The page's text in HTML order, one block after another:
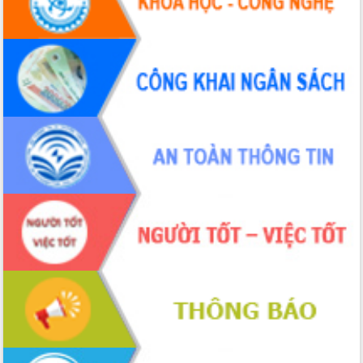
Hội thảo khoa học “Giải pháp thúc đẩy
phát triển nền kinh tế xanh tại tỉnh
Đắk Lắk”
Tăng cường giám sát, đôn đốc thực
hiện nhiệm vụ quản lý tài sản công
hàng tuần
Tháo gỡ những vướng mắc, đẩy mạnh
công tác cải cách thủ tục hành chính
tại Trung tâm Phục vụ hành chính
công tỉnh
Đắk Lắk: Tôn vinh 46 giải pháp tại Hội
thi Sáng tạo Kỹ thuật 2024 - 2025
Đắk Lắk rà soát, điều chỉnh Đề án 190
về phát triển nuôi trồng thủy sản
Phó Chủ tịch UBND tỉnh Đắk Lắk
Trương Công Thái kiểm tra thực địa
Dự án cao tốc Khánh Hòa - Buôn Ma
Thuột
Định vị cà phê Việt Nam như một “di
sản sống” trong dòng chảy toàn cầu